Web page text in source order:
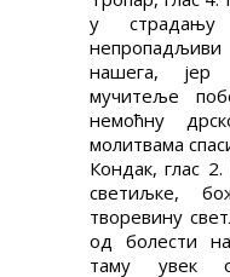
у
нашега, јер
мучитеље
немоћну
молитвама
Кондак, глас
светиљке,
творевину
од болести
таму увек